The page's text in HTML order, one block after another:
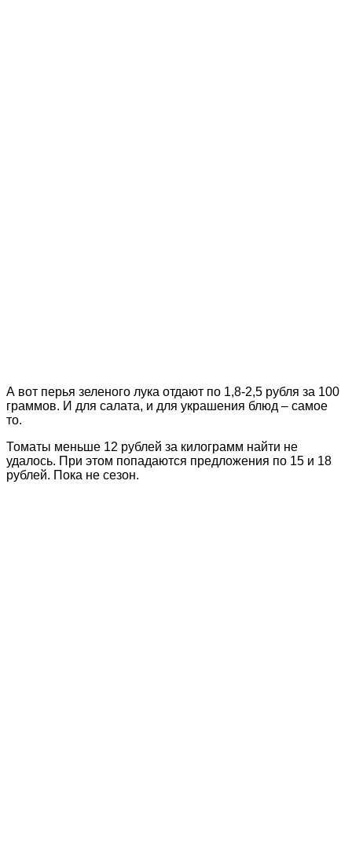
А вот перья зеленого лука отдают по 1,8-2,5 рубля за 100
граммов. И для салата, и для украшения блюд – самое
то.
Томаты меньше 12 рублей за килограмм найти не
удалось. При этом попадаются предложения по 15 и 18
рублей. Пока не сезон.